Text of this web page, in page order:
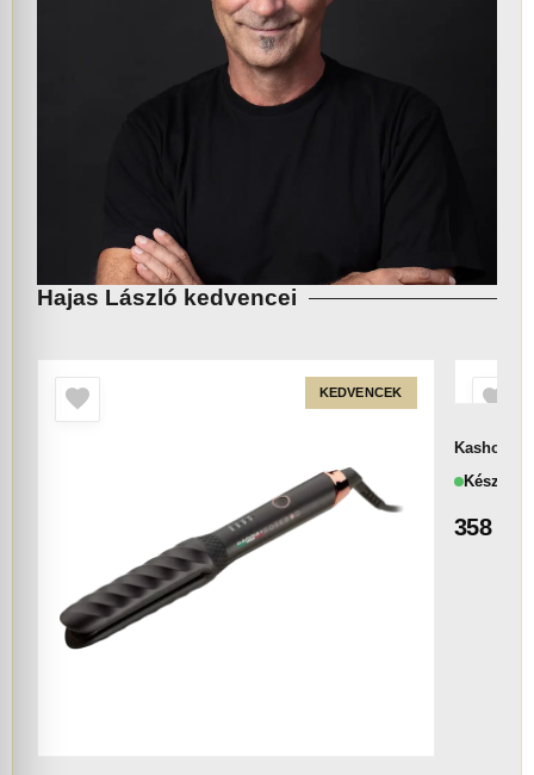
Hajas László kedvencei
KEDVENCEK
Kasho
Készleten
358